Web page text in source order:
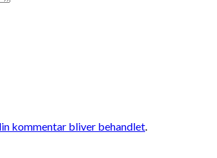
kommentar bliver behandlet.